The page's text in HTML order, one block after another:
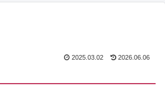
2025.03.02 2026.06.06